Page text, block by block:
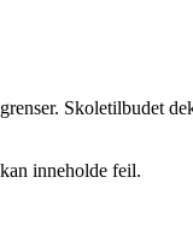
Skoletilbudet
inneholde feil.